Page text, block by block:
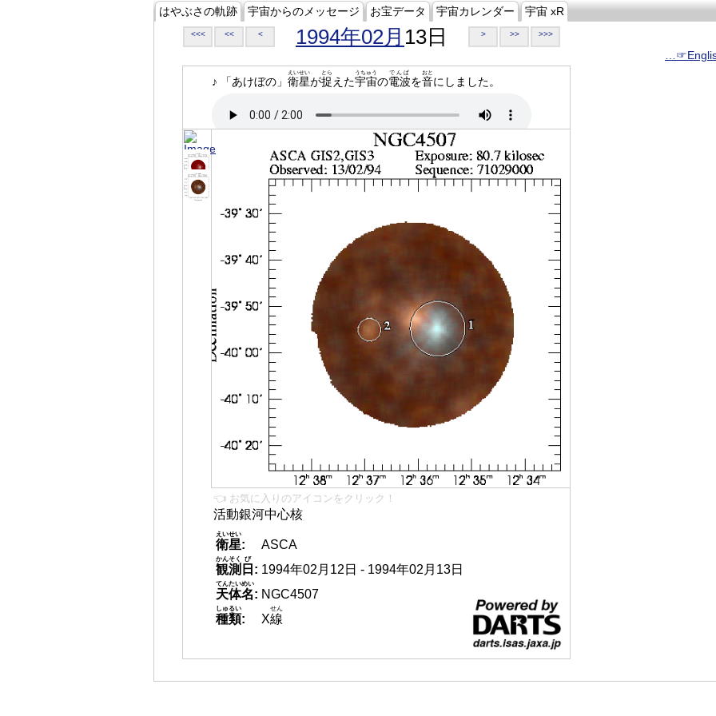
はやぶさの軌跡 宇宙からのメッセージ お宝データ 宇宙カレンダー 宇宙 xR
<<< << < 1994年02月 13日 > >> >>>
♪ 「あけぼの」 衛星
えいせい
が捉
とら
えた宇宙
うちゅう
の電波
でんぱ
を音
おと
にしました。
👈 お気に入りのアイコンをクリック！
活動銀河中心核
衛星
えいせい
:
ASCA
観測
かんそく
日
び
: 1994年02月12日 - 1994年02月13日
天体名
てんたいめい
: NGC4507
種類
しゅるい
: X線
せん